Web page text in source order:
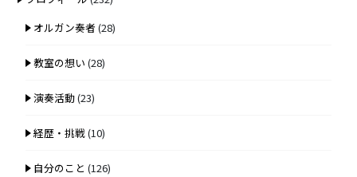
オルガン奏者 (28)
教室の想い (28)
演奏活動(23)
経歴・挑戦(10)
自分のこと (126)